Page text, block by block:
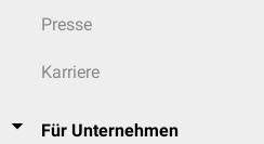
Presse
Karriere
Für Unternehmen